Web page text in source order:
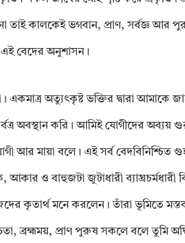
তাই কালকেই ভগবান, প্রাণ, সর্বজ্ঞ আর
এই বেদের অনুশাসন।
অত্যুৎকৃষ্ট ভক্তির দ্বারা আমাকে
অবস্থান করি। আমিই যোগীদের অব্যয়
আর মায়া বলে। এই সর্ব বেদবিনিশ্চিত
ও বাহুজটা জুটাধারী ব্যাঘ্রচর্মধারী
কৃতার্থ মনে করলেন। তাঁরা ভূমিতে
ব্রহ্মময়, প্রাণ পুরুষ সকলে বলে তুমি